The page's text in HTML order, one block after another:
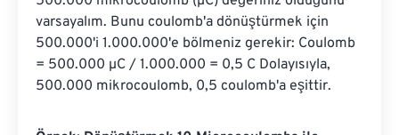
varsayalım. Bunu coulomb'a dönüştürmek için
500.000'i 1.000.000'e bölmeniz gerekir: Coulomb
= 500.000 µC / 1.000.000 = 0,5 C Dolayısıyla,
500.000 mikrocoulomb, 0,5 coulomb'a eşittir.